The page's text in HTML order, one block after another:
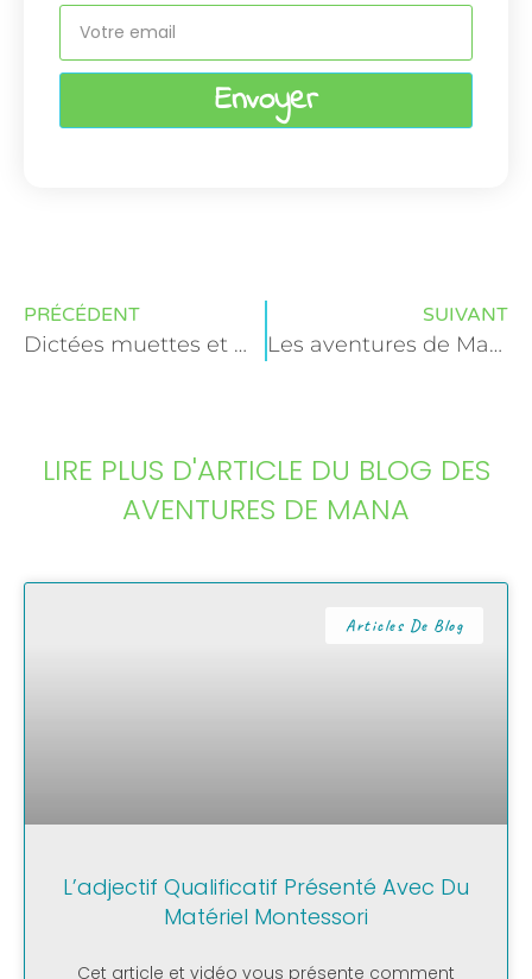
Envoyer
PRÉCÉDENT
Dictées muettes et Mana
SUIVANT
Les aventures de Mana et Montessori
LIRE PLUS D'ARTICLE DU BLOG DES
AVENTURES DE MANA
Articles De Blog
L’adjectif Qualificatif Présenté Avec Du
Matériel Montessori
Cet article et vidéo vous présente comment